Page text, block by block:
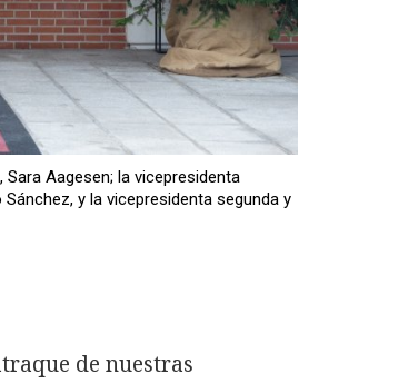
Aagesen; la vicepresidenta
y la vicepresidenta segunda y
de nuestras